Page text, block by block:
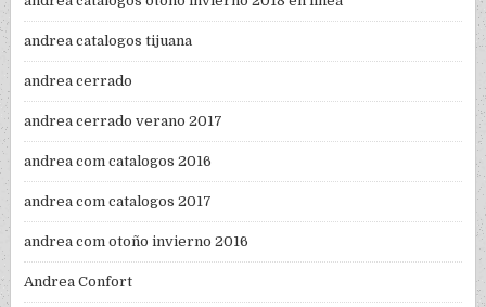
andrea catalogos tijuana
andrea cerrado
andrea cerrado verano 2017
andrea com catalogos 2016
andrea com catalogos 2017
andrea com otoño invierno 2016
Andrea Confort